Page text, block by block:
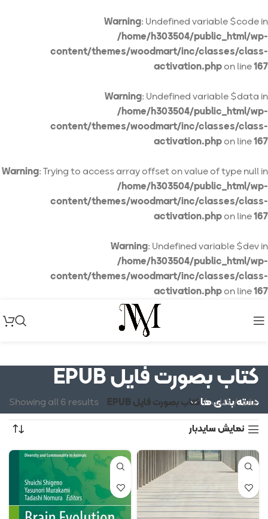
Warning: Undefined variable $code in
/home/h303504/public_html/wp-
content/themes/woodmart/inc/classes/class-
activation.phpon line167
Warning: Undefined variable $data in
/home/h303504/public_html/wp-
content/themes/woodmart/inc/classes/class-
activation.phpon line167
Warning: Trying to access array offset on value of type null in
/home/h303504/public_html/wp-
content/themes/woodmart/inc/classes/class-
activation.phpon line167
Warning: Undefined variable $dev in
/home/h303504/public_html/wp-
content/themes/woodmart/inc/classes/class-
activation.phpon line167
کتاب بصورت فایل EPUB
دسته بندی ها
خانه کتاب کتاب بصورت فایل EPUB
Showing all 6 results
نمایش سایدبار